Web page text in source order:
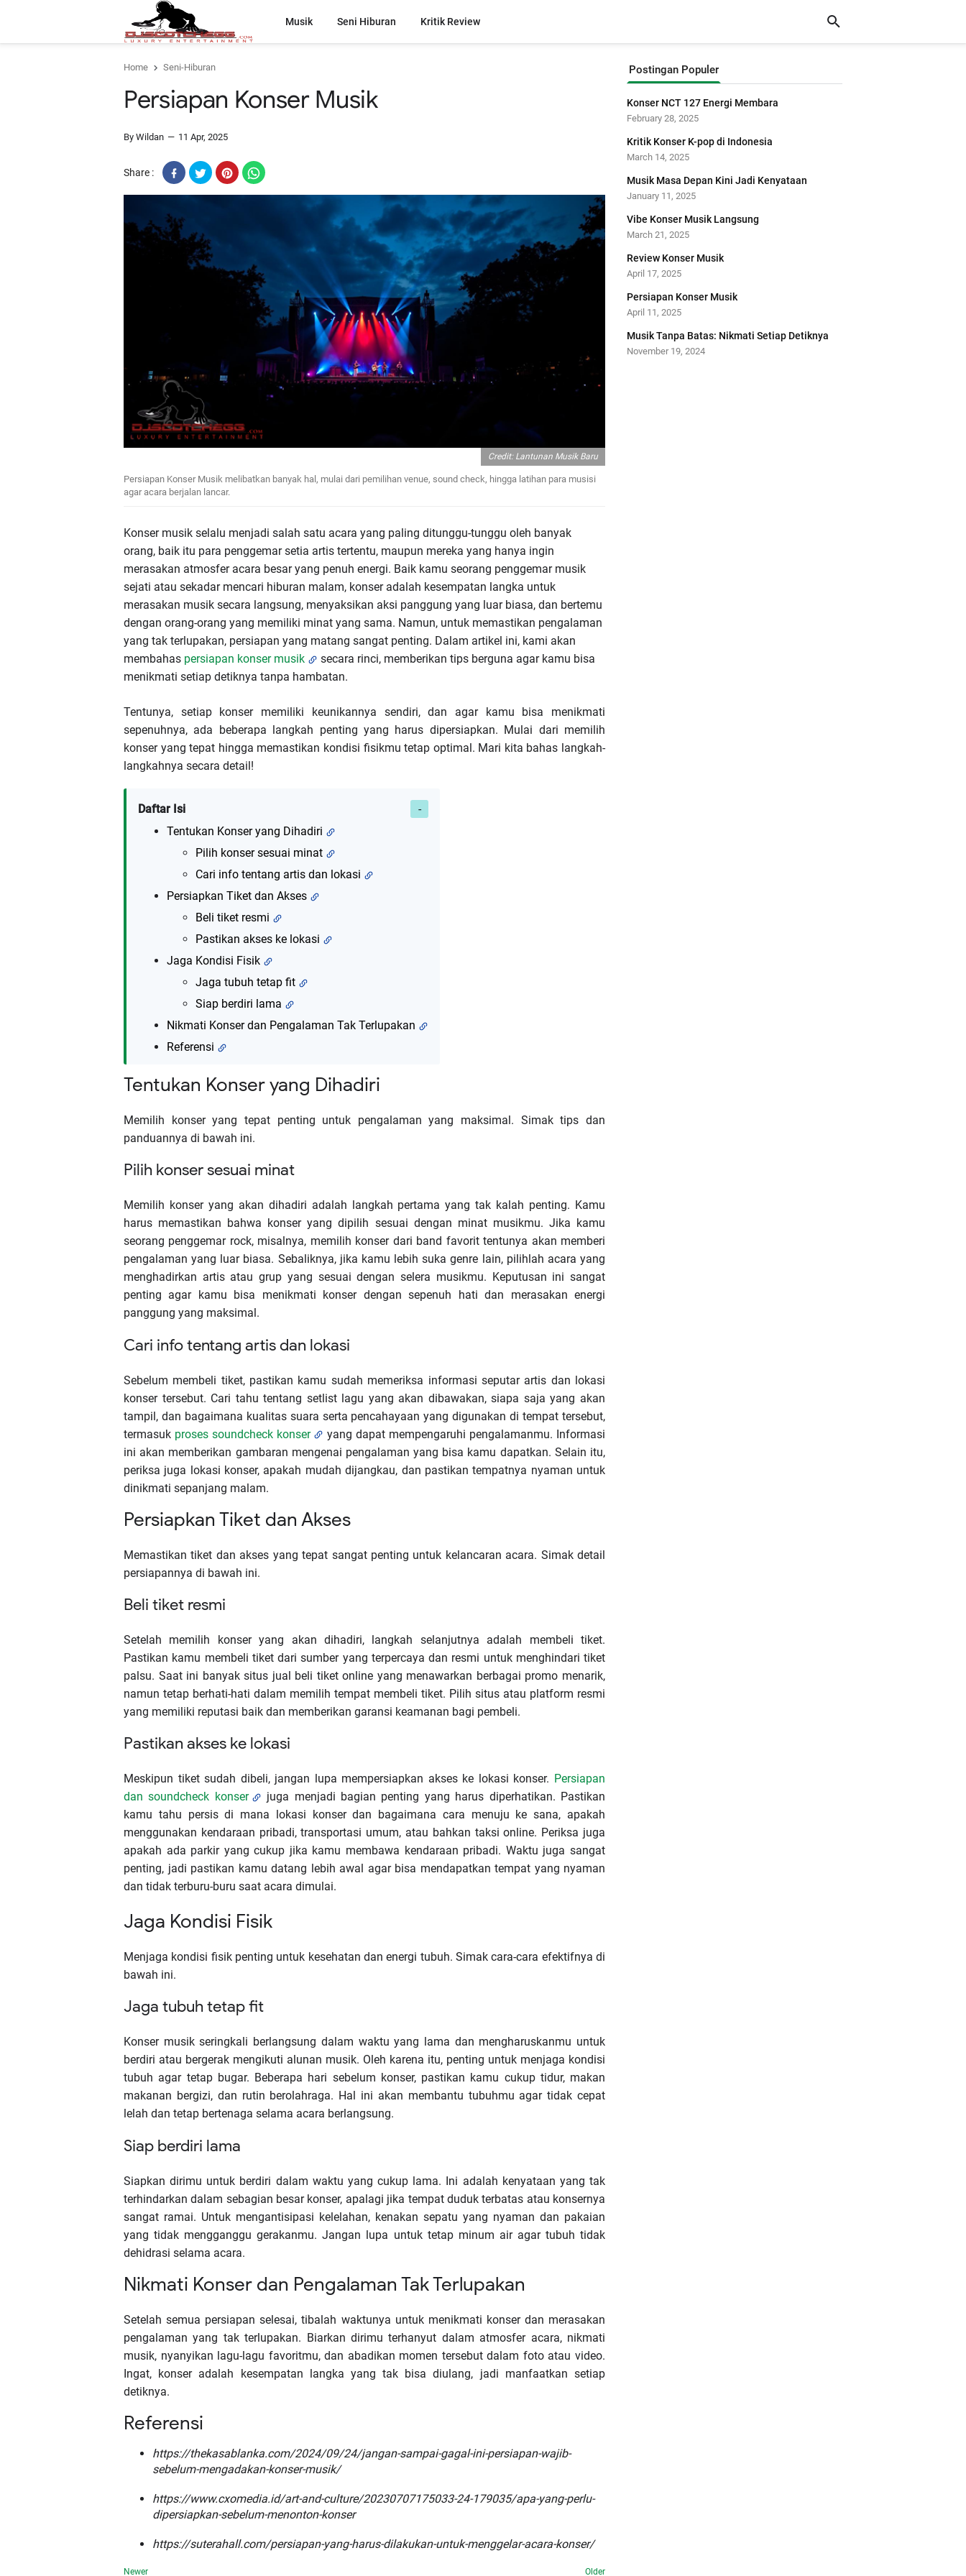
Musik Seni Hiburan Kritik Review
Home Seni-Hiburan
Persiapan Konser Musik
By Wildan 11 Apr, 2025
Share :
Credit: Lantunan Musik Baru
Persiapan Konser Musik melibatkan banyak hal, mulai dari pemilihan venue, sound check, hingga latihan para musisi
agar acara berjalan lancar.
Konser musik selalu menjadi salah satu acara yang paling ditunggu-tunggu oleh banyak
orang, baik itu para penggemar setia artis tertentu, maupun mereka yang hanya ingin
merasakan atmosfer acara besar yang penuh energi. Baik kamu seorang penggemar musik
sejati atau sekadar mencari hiburan malam, konser adalah kesempatan langka untuk
merasakan musik secara langsung, menyaksikan aksi panggung yang luar biasa, dan bertemu
dengan orang-orang yang memiliki minat yang sama. Namun, untuk memastikan pengalaman
yang tak terlupakan, persiapan yang matang sangat penting. Dalam artikel ini, kami akan
membahas persiapan konser musik
secara rinci, memberikan tips berguna agar kamu bisa
menikmati setiap detiknya tanpa hambatan.
Tentunya, setiap konser memiliki keunikannya sendiri, dan agar kamu bisa menikmati
sepenuhnya, ada beberapa langkah penting yang harus dipersiapkan. Mulai dari memilih
konser yang tepat hingga memastikan kondisi fisikmu tetap optimal. Mari kita bahas langkah-
langkahnya secara detail!
Daftar Isi
Tentukan Konser yang Dihadiri
Pilih konser sesuai minat
Cari info tentang artis dan lokasi
Persiapkan Tiket dan Akses
Beli tiket resmi
Pastikan akses ke lokasi
Jaga Kondisi Fisik
Jaga tubuh tetap fit
Siap berdiri lama
Nikmati Konser dan Pengalaman Tak Terlupakan
Referensi
Tentukan Konser yang Dihadiri
Memilih konser yang tepat penting untuk pengalaman yang maksimal. Simak tips dan
panduannya di bawah ini.
Pilih konser sesuai minat
Memilih konser yang akan dihadiri adalah langkah pertama yang tak kalah penting. Kamu
harus memastikan bahwa konser yang dipilih sesuai dengan minat musikmu. Jika kamu
seorang penggemar rock, misalnya, memilih konser dari band favorit tentunya akan memberi
pengalaman yang luar biasa. Sebaliknya, jika kamu lebih suka genre lain, pilihlah acara yang
menghadirkan artis atau grup yang sesuai dengan selera musikmu. Keputusan ini sangat
penting agar kamu bisa menikmati konser dengan sepenuh hati dan merasakan energi
panggung yang maksimal.
Cari info tentang artis dan lokasi
Sebelum membeli tiket, pastikan kamu sudah memeriksa informasi seputar artis dan lokasi
konser tersebut. Cari tahu tentang setlist lagu yang akan dibawakan, siapa saja yang akan
tampil, dan bagaimana kualitas suara serta pencahayaan yang digunakan di tempat tersebut,
termasuk proses soundcheck konser
yang dapat mempengaruhi pengalamanmu. Informasi
ini akan memberikan gambaran mengenai pengalaman yang bisa kamu dapatkan. Selain itu,
periksa juga lokasi konser, apakah mudah dijangkau, dan pastikan tempatnya nyaman untuk
dinikmati sepanjang malam.
Persiapkan Tiket dan Akses
Memastikan tiket dan akses yang tepat sangat penting untuk kelancaran acara. Simak detail
persiapannya di bawah ini.
Beli tiket resmi
Setelah memilih konser yang akan dihadiri, langkah selanjutnya adalah membeli tiket.
Pastikan kamu membeli tiket dari sumber yang terpercaya dan resmi untuk menghindari tiket
palsu. Saat ini banyak situs jual beli tiket online yang menawarkan berbagai promo menarik,
namun tetap berhati-hati dalam memilih tempat membeli tiket. Pilih situs atau platform resmi
yang memiliki reputasi baik dan memberikan garansi keamanan bagi pembeli.
Pastikan akses ke lokasi
Meskipun tiket sudah dibeli, jangan lupa mempersiapkan akses ke lokasi konser. Persiapan
dan soundcheck konser
juga menjadi bagian penting yang harus diperhatikan. Pastikan
kamu tahu persis di mana lokasi konser dan bagaimana cara menuju ke sana, apakah
menggunakan kendaraan pribadi, transportasi umum, atau bahkan taksi online. Periksa juga
apakah ada parkir yang cukup jika kamu membawa kendaraan pribadi. Waktu juga sangat
penting, jadi pastikan kamu datang lebih awal agar bisa mendapatkan tempat yang nyaman
dan tidak terburu-buru saat acara dimulai.
Jaga Kondisi Fisik
Menjaga kondisi fisik penting untuk kesehatan dan energi tubuh. Simak cara-cara efektifnya di
bawah ini.
Jaga tubuh tetap fit
Konser musik seringkali berlangsung dalam waktu yang lama dan mengharuskanmu untuk
berdiri atau bergerak mengikuti alunan musik. Oleh karena itu, penting untuk menjaga kondisi
tubuh agar tetap bugar. Beberapa hari sebelum konser, pastikan kamu cukup tidur, makan
makanan bergizi, dan rutin berolahraga. Hal ini akan membantu tubuhmu agar tidak cepat
lelah dan tetap bertenaga selama acara berlangsung.
Siap berdiri lama
Siapkan dirimu untuk berdiri dalam waktu yang cukup lama. Ini adalah kenyataan yang tak
terhindarkan dalam sebagian besar konser, apalagi jika tempat duduk terbatas atau konsernya
sangat ramai. Untuk mengantisipasi kelelahan, kenakan sepatu yang nyaman dan pakaian
yang tidak mengganggu gerakanmu. Jangan lupa untuk tetap minum air agar tubuh tidak
dehidrasi selama acara.
Nikmati Konser dan Pengalaman Tak Terlupakan
Setelah semua persiapan selesai, tibalah waktunya untuk menikmati konser dan merasakan
pengalaman yang tak terlupakan. Biarkan dirimu terhanyut dalam atmosfer acara, nikmati
musik, nyanyikan lagu-lagu favoritmu, dan abadikan momen tersebut dalam foto atau video.
Ingat, konser adalah kesempatan langka yang tak bisa diulang, jadi manfaatkan setiap
detiknya.
Referensi
https://thekasablanka.com/2024/09/24/jangan-sampai-gagal-ini-persiapan-wajib-
sebelum-mengadakan-konser-musik/
https://www.cxomedia.id/art-and-culture/20230707175033-24-179035/apa-yang-perlu-
dipersiapkan-sebelum-menonton-konser
https://suterahall.com/persiapan-yang-harus-dilakukan-untuk-menggelar-acara-konser/
Newer Older
Postingan Populer
Konser NCT 127 Energi Membara
February 28, 2025
Kritik Konser K-pop di Indonesia
March 14, 2025
Musik Masa Depan Kini Jadi Kenyataan
January 11, 2025
Vibe Konser Musik Langsung
March 21, 2025
Review Konser Musik
April 17, 2025
Persiapan Konser Musik
April 11, 2025
Musik Tanpa Batas: Nikmati Setiap Detiknya
November 19, 2024